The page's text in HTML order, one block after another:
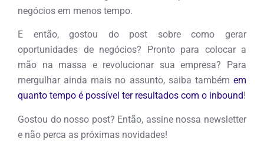
negócios em menos tempo.
E então, gostou do post sobre como gerar
oportunidades de negócios? Pronto para colocar a
mão na massa e revolucionar sua empresa? Para
mergulhar ainda mais no assunto, saiba também em
quanto tempo é possível ter resultados com o inbound!
Gostou do nosso post? Então, assine nossa newsletter
e não perca as próximas novidades!